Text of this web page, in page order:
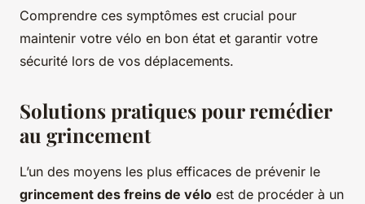
Comprendre ces symptômes est crucial pour
maintenir votre vélo en bon état et garantir votre
sécurité lors de vos déplacements.
Solutions pratiques pour remédier
au grincement
L’un des moyens les plus efficaces de prévenir le
grincement des freins de vélo est de procéder à un